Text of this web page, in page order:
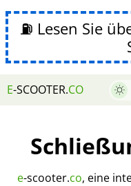
⛽ Lesen Sie
E-SCOOTER.CO
e-scooter.co, eine